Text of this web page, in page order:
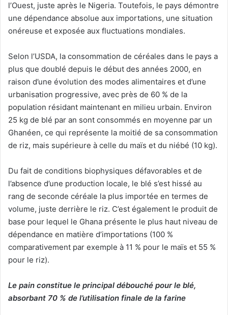
l’Ouest, juste après le Nigeria. Toutefois, le pays démontre
une dépendance absolue aux importations, une situation
onéreuse et exposée aux fluctuations mondiales.
Selon l’USDA, la consommation de céréales dans le pays a
plus que doublé depuis le début des années 2000, en
raison d’une évolution des modes alimentaires et d’une
urbanisation progressive, avec près de 60 % de la
population résidant maintenant en milieu urbain. Environ
25 kg de blé par an sont consommés en moyenne par un
Ghanéen, ce qui représente la moitié de sa consommation
de riz, mais supérieure à celle du maïs et du niébé (10 kg).
Du fait de conditions biophysiques défavorables et de
l’absence d’une production locale, le blé s’est hissé au
rang de seconde céréale la plus importée en termes de
volume, juste derrière le riz. C’est également le produit de
base pour lequel le Ghana présente le plus haut niveau de
dépendance en matière d’importations (100 %
comparativement par exemple à 11 % pour le maïs et 55 %
pour le riz).
Le pain constitue le principal débouché pour le blé,
absorbant 70 % de l’utilisation finale de la farine